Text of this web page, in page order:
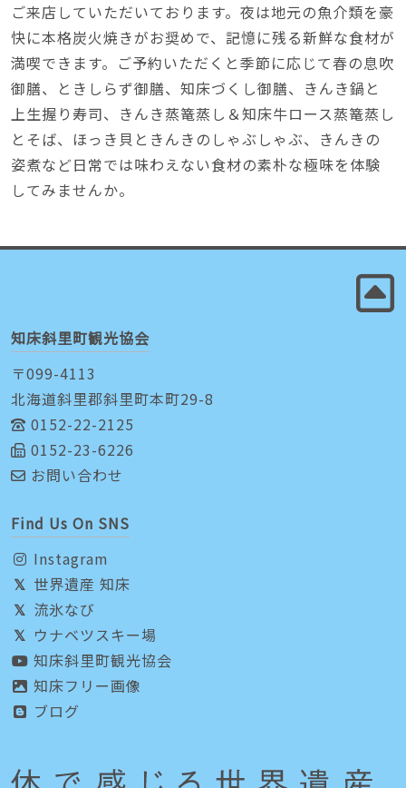
ご来店していただいております。夜は地元の魚介類を豪
快に本格炭火焼きがお奨めで、記憶に残る新鮮な食材が
満喫できます。ご予約いただくと季節に応じて春の息吹
御膳、ときしらず御膳、知床づくし御膳、きんき鍋と
上生握り寿司、きんき蒸篭蒸し＆知床牛ロース蒸篭蒸し
とそば、ほっき貝ときんきのしゃぶしゃぶ、きんきの
姿煮など日常では味わえない食材の素朴な極味を体験
してみませんか。
知床斜里町観光協会
〒099-4113
北海道斜里郡斜里町本町29-8
0152-22-2125
0152-23-6226
お問い合わせ
Find Us On SNS
Instagram
世界遺産 知床
流氷なび
ウナベツスキー場
知床斜里町観光協会
知床フリー画像
ブログ